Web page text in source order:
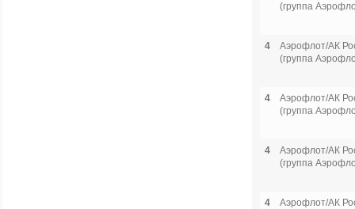
(группа
4
Аэрофлот/АК
(группа
4
Аэрофлот/АК
(группа
4
Аэрофлот/АК
(группа
4
Аэрофлот/АК